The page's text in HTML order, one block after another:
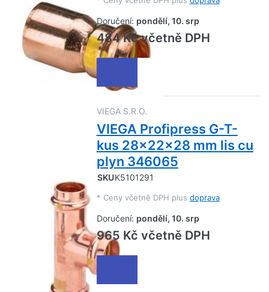
Doručení: pondělí, 10. srp
484 Kč včetně DPH
VIEGA S.R.O.
VIEGA Profipress G-T-
kus 28x22x28 mm lis cu
plyn 346065
SKUK5101291
* Ceny včetně DPH plus doprava
Doručení: pondělí, 10. srp
965 Kč včetně DPH